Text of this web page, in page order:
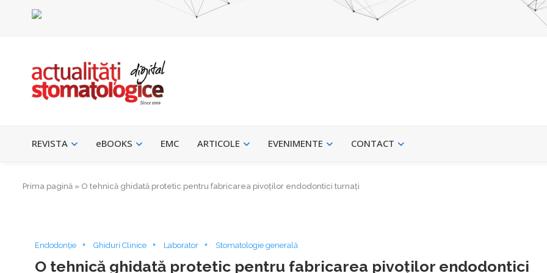
REVISTA eBOOKS EMC ARTICOLE EVENIMENTE CONTACT
Prima pagină » O tehnică ghidată protetic pentru fabricarea pivoților endodontici turnați
Endodonție Ghiduri Clinice Laborator Stomatologie generală
O tehnică ghidată protetic pentru fabricarea pivoților endodontici